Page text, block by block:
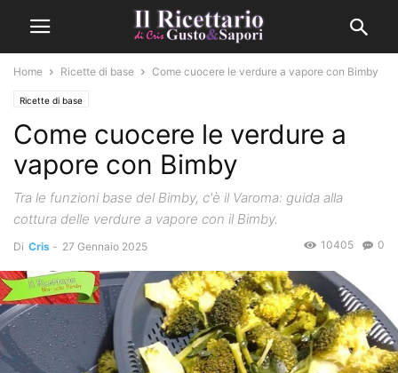
Home Ricette di base Come cuocere le verdure a vapore con Bimby
Ricette di base
Come cuocere le verdure a
vapore con Bimby
Tra le funzioni base del Bimby, c'è il Varoma: guida alla
cottura delle verdure a vapore con il Bimby.
Di Cris - 27 Gennaio 2025 0
10405